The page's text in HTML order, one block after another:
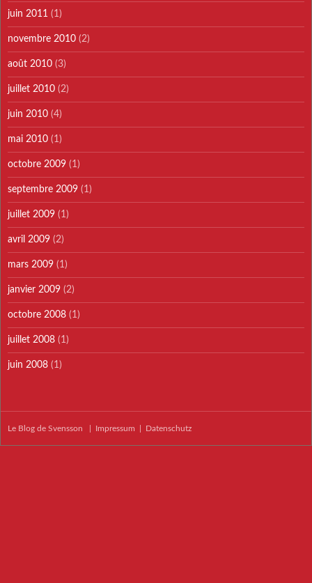
juin 2011 (1)
novembre 2010 (2)
août 2010 (3)
juillet 2010 (2)
juin 2010 (4)
mai 2010 (1)
octobre 2009 (1)
septembre 2009 (1)
juillet 2009 (1)
avril 2009 (2)
mars 2009 (1)
janvier 2009 (2)
octobre 2008 (1)
juillet 2008 (1)
juin 2008 (1)
Le Blog de Svensson Impressum Datenschutz